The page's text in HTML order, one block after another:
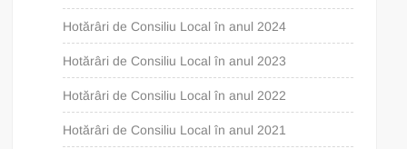
Hotărâri de Consiliu Local în anul 2024
Hotărâri de Consiliu Local în anul 2023
Hotărâri de Consiliu Local în anul 2022
Hotărâri de Consiliu Local în anul 2021